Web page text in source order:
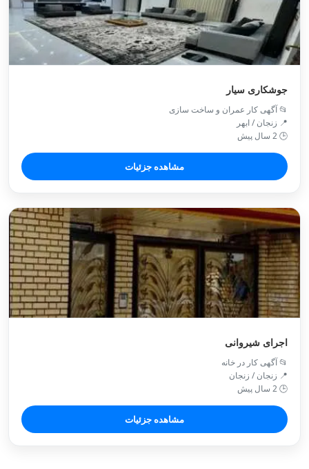
جوشکاری سیار
📂 آگهی کار عمران و ساخت سازی
📍 زنجان / ابهر
🕒 2 سال پیش
مشاهده جزئیات
اجرای شیروانی
📂 آگهی کار در خانه
📍 زنجان / زنجان
🕒 2 سال پیش
مشاهده جزئیات